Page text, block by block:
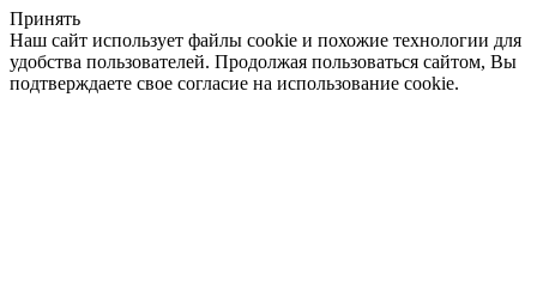
Принять
Наш сайт использует файлы cookie и похожие технологии для
удобства пользователей. Продолжая пользоваться сайтом, Вы
подтверждаете свое согласие на использование cookie.